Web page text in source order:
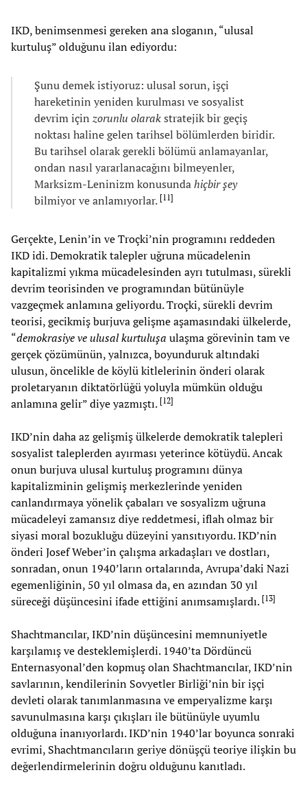
IKD, benimsenmesi gereken ana sloganın, “ulusal
kurtuluş” olduğunu ilan ediyordu:
Şunu demek istiyoruz: ulusal sorun, işçi
hareketinin yeniden kurulması ve sosyalist
devrim içinzorunlu olarakstratejik bir geçiş
noktası haline gelen tarihsel bölümlerden biridir.
Bu tarihsel olarak gerekli bölümü anlamayanlar,
ondan nasıl yararlanacağını bilmeyenler,
Marksizm-Leninizm konusundahiçbir şey
bilmiyor ve anlamıyorlar. [11]
Gerçekte, Lenin’in ve Troçki’nin programını reddeden
IKD idi. Demokratik talepler uğruna mücadelenin
kapitalizmi yıkma mücadelesinden ayrı tutulması, sürekli
devrim teorisinden ve programından bütünüyle
vazgeçmek anlamına geliyordu. Troçki, sürekli devrim
teorisi, gecikmiş burjuva gelişme aşamasındaki ülkelerde,
“demokrasiye ve ulusal kurtuluşa ulaşma görevinin tam ve
gerçek çözümünün, yalnızca, boyunduruk altındaki
ulusun, öncelikle de köylü kitlelerinin önderi olarak
proletaryanın diktatörlüğü yoluyla mümkün olduğu
anlamına gelir” diye yazmıştı. [12]
IKD’nin daha az gelişmiş ülkelerde demokratik talepleri
sosyalist taleplerden ayırması yeterince kötüydü. Ancak
onun burjuva ulusal kurtuluş programını dünya
kapitalizminin gelişmiş merkezlerinde yeniden
canlandırmaya yönelik çabaları ve sosyalizm uğruna
mücadeleyi zamansız diye reddetmesi, iflah olmaz bir
siyasi moral bozukluğu düzeyini yansıtıyordu. IKD’nin
önderi Josef Weber’in çalışma arkadaşları ve dostları,
sonradan, onun 1940’ların ortalarında, Avrupa’daki Nazi
egemenliğinin, 50 yıl olmasa da, en azından 30 yıl
süreceği düşüncesini ifade ettiğini anımsamışlardı. [13]
Shachtmancılar, IKD’nin düşüncesini memnuniyetle
karşılamış ve desteklemişlerdi. 1940’ta Dördüncü
Enternasyonal’den kopmuş olan Shachtmancılar, IKD’nin
savlarının, kendilerinin Sovyetler Birliği’nin bir işçi
devleti olarak tanımlanmasına ve emperyalizme karşı
savunulmasına karşı çıkışları ile bütünüyle uyumlu
olduğuna inanıyorlardı. IKD’nin 1940’lar boyunca sonraki
evrimi, Shachtmancıların geriye dönüşçü teoriye ilişkin bu
değerlendirmelerinin doğru olduğunu kanıtladı.